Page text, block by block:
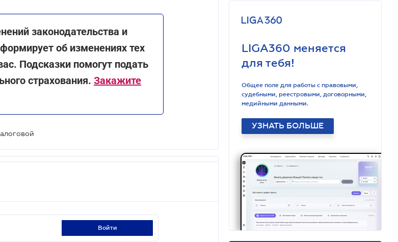
законодательства и
об изменениях тех
Подсказки помогут подать
страхования. Закажите
войти
LIGA360 меняется
для тебя!
Общее поле для работы с правовыми,
судебными, реестровыми, договорными,
медийными данными.
УЗНАТЬ БОЛЬШЕ